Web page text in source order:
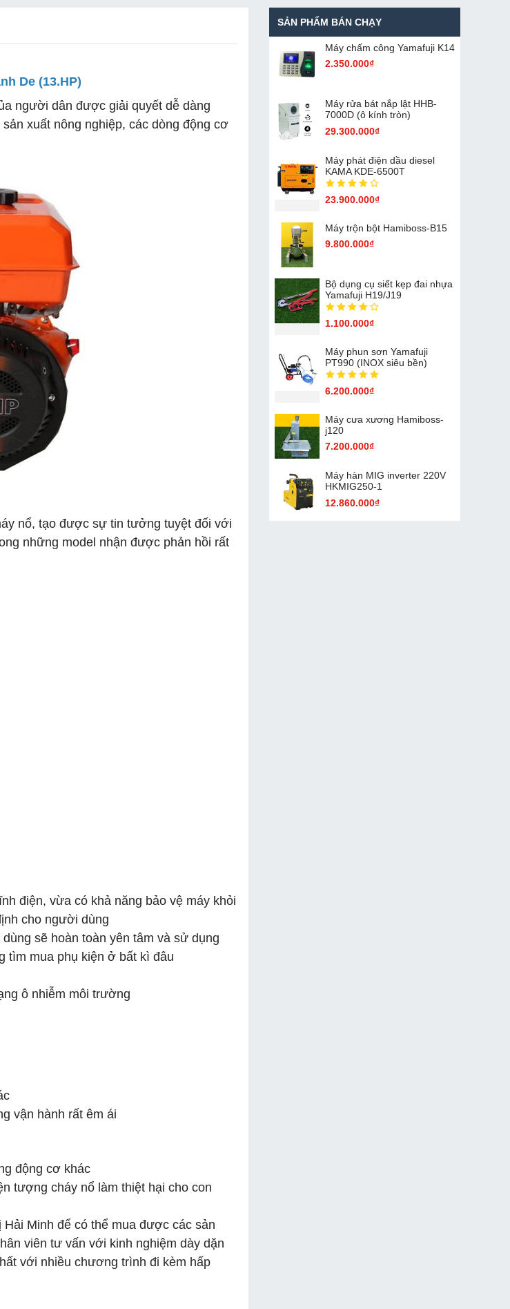
De (13.HP)
người dân được giải quyết dễ dàng
xuất nông nghiệp, các dòng động cơ
nổ, tạo được sự tin tưởng tuyệt đối với
những model nhận được phản hồi rất
điện, vừa có khả năng bảo vệ máy khỏi
cho người dùng
sẽ hoàn toàn yên tâm và sử dụng
tìm mua phụ kiện ở bất kì đâu
ô nhiễm môi trường
vận hành rất êm ái
động cơ khác
tượng cháy nổ làm thiệt hại cho con
Minh để có thể mua được các sản
viên tư vấn với kinh nghiệm dày dặn
với nhiều chương trình đi kèm hấp
SẢN PHẨM BÁN CHẠY
Máy chấm cô​ng Yamafuji K14
2.350.000₫
Máy rửa bát nắp lật HHB-
7000D (ô kính tròn)
29.300.000₫
Máy phát điện dầu diesel
KAMA KDE-6500T
23.900.000₫
Máy trộn bột Hamiboss-B15
9.800.000₫
Bộ dụng cụ siết kẹp đai nhựa
Yamafuji H19/J19
1.100.000₫
Máy phun sơn Yamafuji
PT990 (INOX siêu bền)
6.200.000₫
Máy cưa xương Hamiboss-
j120
7.200.000₫
Máy hàn MIG inverter 220V
HKMIG250-1
12.860.000₫